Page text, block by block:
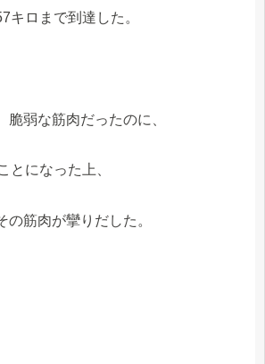
キロまで到達した。
脆弱な筋肉だったのに、
とになった上、
の筋肉が攣りだした。